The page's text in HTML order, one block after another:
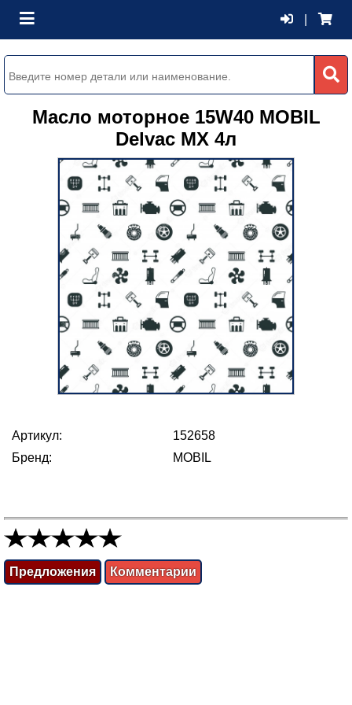
Масло моторное 15W40 MOBIL
Delvac MX 4л
Артикул:
152658
Бренд:
MOBIL
Предложения Комментарии